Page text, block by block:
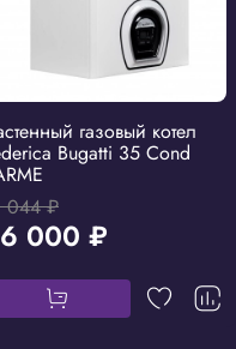
газовый котел
Bugatti 35 Cond
044 ₽
000 ₽